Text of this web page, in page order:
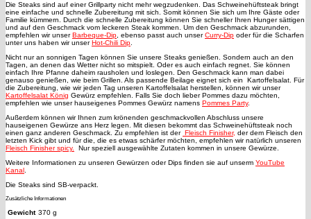
Die Steaks sind auf einer Grillparty nicht mehr wegzudenken. Das Schweinehüftsteak bringt
eine einfache und schnelle Zubereitung mit sich. Somit können Sie sich um Ihre Gäste oder
Familie kümmern. Durch die schnelle Zubereitung können Sie schneller Ihren Hunger sättigen
und auf den Geschmack vom leckeren Steak kommen. Um den Geschmack abzurunden,
empfehlen wir unser Barbeque-Dip, ebenso passt auch unserCurry-Dip oder für die Scharfen
unter uns haben wir unser Hot-Chili Dip.
Nicht nur an sonnigen Tagen können Sie unsere Steaks genießen. Sondern auch an den
Tagen, an denen das Wetter nicht so mitspielt. Oder es auch einfach regnet. Sie können
einfach Ihre Pfanne daheim rausholen und loslegen. Den Geschmack kann man dabei
genauso genießen, wie beim Grillen. Als passende Beilage eignet sich ein Kartoffelsalat. Für
die Zubereitung, wie wir jeden Tag unseren Kartoffelsalat herstellen, können wir unser
Kartoffelsalat König Gewürz empfehlen. Falls Sie doch lieber Pommes dazu möchten,
empfehlen wie unser hauseigenes Pommes Gewürz namens Pommes Party.
Außerdem können wir Ihnen zum krönenden geschmackvollen Abschluss unsere
hauseigenen Gewürze ans Herz legen. Mit diesen bekommt das Schweinehüftsteak noch
einen ganz anderen Geschmack. Zu empfehlen ist der Fleisch Finisher, der dem Fleisch den
letzten Kick gibt und für die, die es etwas schärfer möchten, empfehlen wir natürlich unseren
Fleisch Finisher spicy. Nur speziell ausgewählte Zutaten kommen in unsere Gewürze.
Weitere Informationen zu unseren Gewürzen oder Dips finden sie auf unserm YouTube
Kanal.
Die Steaks sind SB-verpackt.
Zusätzliche Informationen
Gewicht 370 g